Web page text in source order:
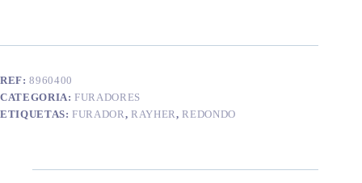
REF:8960400
CATEGORIA:FURADORES
ETIQUETAS:FURADOR,RAYHER,REDONDO